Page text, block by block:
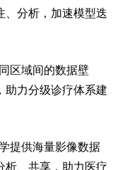
、分析，加速模型迭
区域间的数据壁
助力分级诊疗体系建
提供海量影像数据
析、共享，助力医疗